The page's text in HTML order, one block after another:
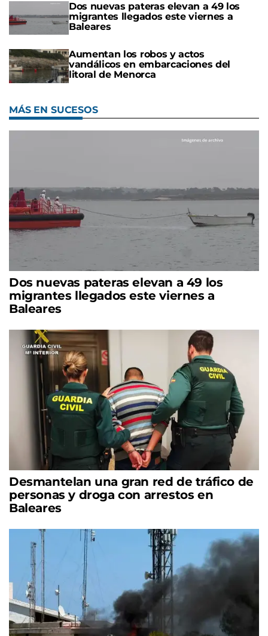
Dos nuevas pateras elevan a 49 los
migrantes llegados este viernes a
Baleares
Aumentan los robos y actos
vandálicos en embarcaciones del
litoral de Menorca
MÁS EN SUCESOS
Dos nuevas pateras elevan a 49 los
migrantes llegados este viernes a
Baleares
Desmantelan una gran red de tráfico de
personas y droga con arrestos en
Baleares